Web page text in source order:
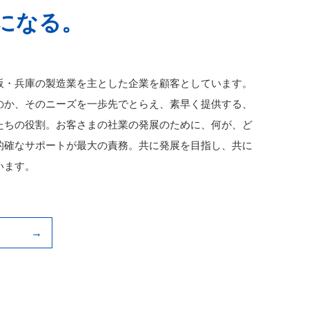
る。
兵庫の製造業を主とした企業を顧客としています。
、そのニーズを一歩先でとらえ、素早く提供する、
の役割。お客さまの社業の発展のために、何が、ど
なサポートが最大の責務。共に発展を目指し、共に
す。